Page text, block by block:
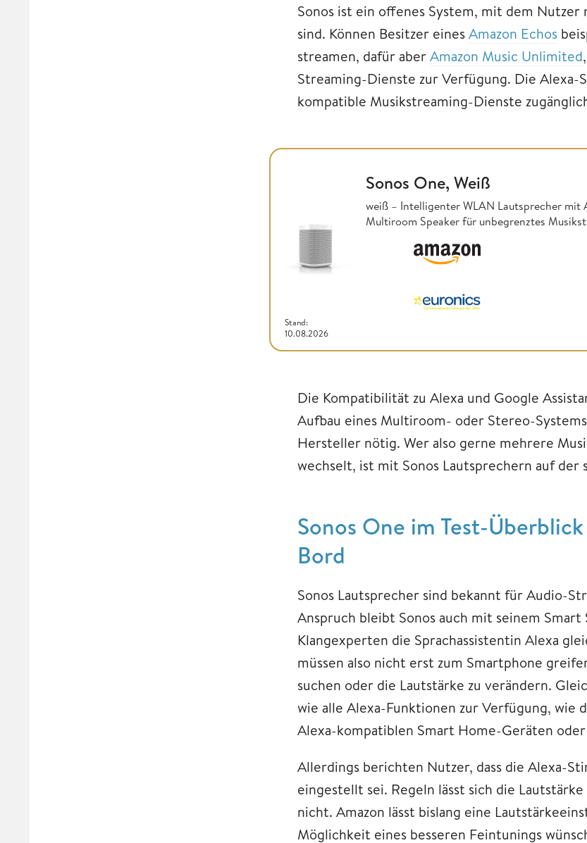
Sonos ist ein offenes System, mit dem
sind. Können Besitzer einesAmazon Echos
streamen, dafür aberAmazon Music Unlimited
Streaming-Dienste zur Verfügung. Die
kompatible Musikstreaming-Dienste
Stand:
10.08.2026
Sonos One, Weiß
weiß – Intelligenter WLAN Lautsprecher mit
Multiroom Speaker für unbegrenztes
Die Kompatibilität zu Alexa und Google
Aufbau eines Multiroom- oder Stereo-
Hersteller nötig. Wer also gerne mehrere
wechselt, ist mit Sonos Lautsprechern auf der
Sonos One im Test-
Bord
Sonos Lautsprecher sind bekannt für Audio-
Anspruch bleibt Sonos auch mit seinem
Klangexperten die Sprachassistentin Alexa
müssen also nicht erst zum Smartphone
suchen oder die Lautstärke zu verändern.
wie alle Alexa-Funktionen zur Verfügung, wie
Alexa-kompatiblen Smart Home-Geräten
Allerdings berichten Nutzer, dass die Alexa-
eingestellt sei. Regeln lässt sich die
nicht. Amazon lässt bislang eine
Möglichkeit eines besseren Feintunings